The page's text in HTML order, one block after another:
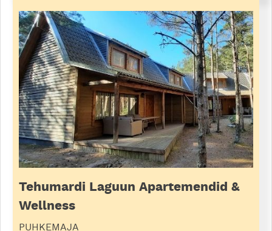
Tehumardi Laguun Apartemendid &
Wellness
PUHKEMAJA